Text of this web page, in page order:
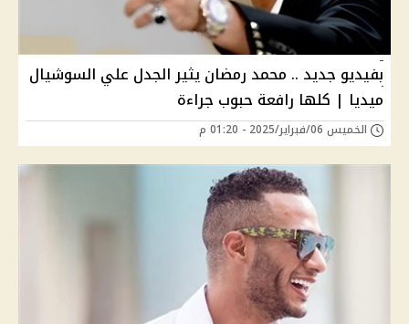
بفيديو جديد .. محمد رمضان يثير الجدل علي السوشيال
ميديا | كلها رافعة حبوب جراءة
الخميس 06/فبراير/2025 - 01:20 م